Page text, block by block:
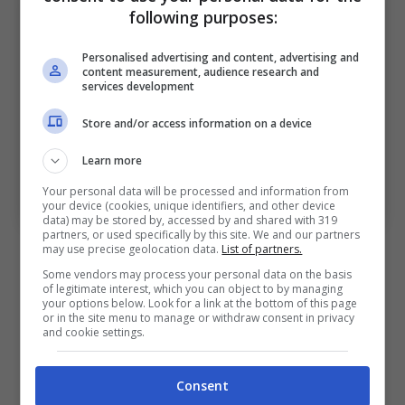
Riccardo Orsolini (ph. bolognafc.it)
Bologna, Orsolini è nella storia
Vincenzo Italiano ha sempre creduto nel
numero 7 del Bologna, lo ha ascoltato nei
dato spazio, confermandogli la sua fiducia. E
following purposes:
Personalised advertising and content, advertising and
content measurement, audience research and
services development
Store and/or access information on a device
Learn more
Your personal data will be processed and information from
your device (cookies, unique identifiers, and other device
data) may be stored by, accessed by and shared with 319
partners, or used specifically by this site. We and our partners
may use precise geolocation data. List of partners.
Some vendors may process your personal data on the basis
of legitimate interest, which you can object to by managing
your options below. Look for a link at the bottom of this page
or in the site menu to manage or withdraw consent in privacy
and cookie settings.
Consent